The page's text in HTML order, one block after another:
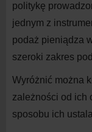
politykę
jednym z
podaż pieniądza
szeroki zakres
Wyróżnić można
zależności od ich
sposobu ich